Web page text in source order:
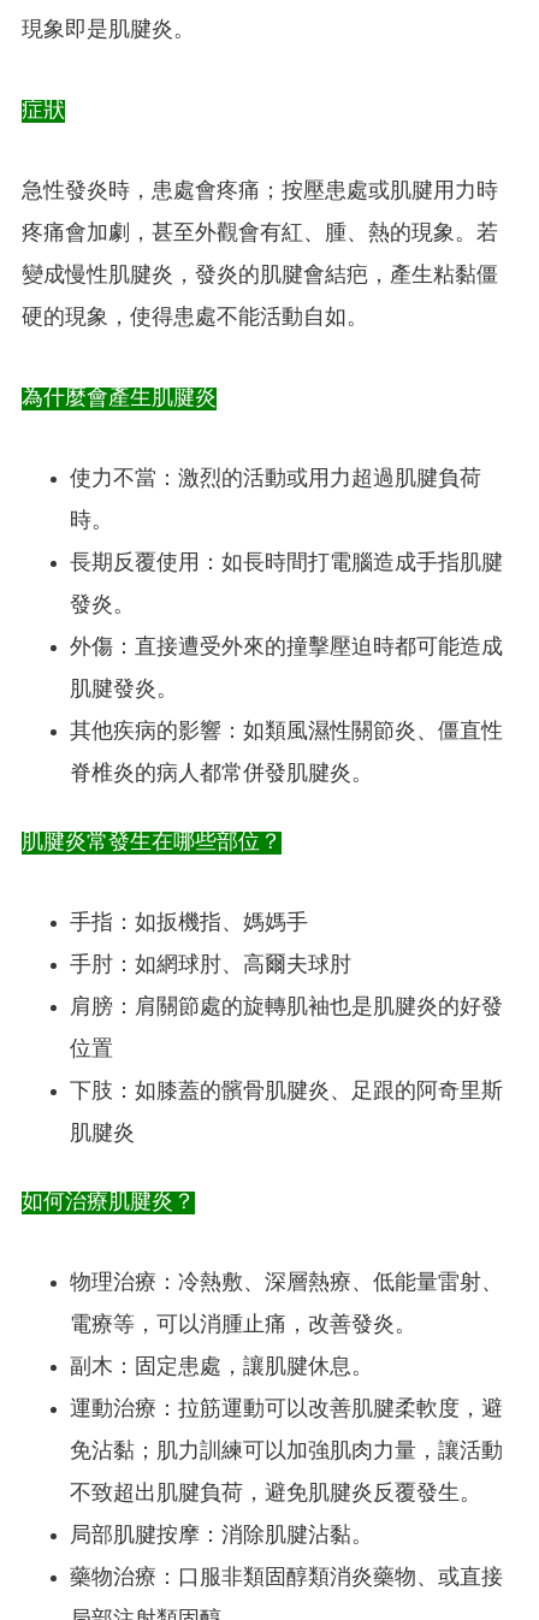
現象即是肌腱炎。
症狀
急性發炎時，患處會疼痛；按壓患處或肌腱用力時
疼痛會加劇，甚至外觀會有紅、腫、熱的現象。若
變成慢性肌腱炎，發炎的肌腱會結疤，產生粘黏僵
硬的現象，使得患處不能活動自如。
為什麼會產生肌腱炎
使力不當：激烈的活動或用力超過肌腱負荷
時。
長期反覆使用：如長時間打電腦造成手指肌腱
發炎。
外傷：直接遭受外來的撞擊壓迫時都可能造成
肌腱發炎。
其他疾病的影響：如類風濕性關節炎、僵直性
脊椎炎的病人都常併發肌腱炎。
肌腱炎常發生在哪些部位？
手指：如扳機指、媽媽手
手肘：如網球肘、高爾夫球肘
肩膀：肩關節處的旋轉肌袖也是肌腱炎的好發
位置
下肢：如膝蓋的髕骨肌腱炎、足跟的阿奇里斯
肌腱炎
如何治療肌腱炎？
物理治療：冷熱敷、深層熱療、低能量雷射、
電療等，可以消腫止痛，改善發炎。
副木：固定患處，讓肌腱休息。
運動治療：拉筋運動可以改善肌腱柔軟度，避
免沾黏；肌力訓練可以加強肌肉力量，讓活動
不致超出肌腱負荷，避免肌腱炎反覆發生。
局部肌腱按摩：消除肌腱沾黏。
藥物治療：口服非類固醇類消炎藥物、或直接